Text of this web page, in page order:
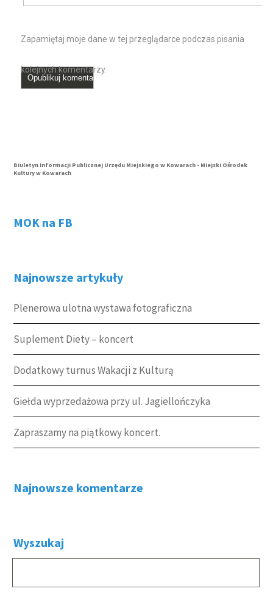
Zapamiętaj moje dane w tej przeglądarce podczas pisania
kolejnych komentarzy.
Biuletyn Informacji Publicznej Urzędu Miejskiego w Kowarach - Miejski Ośrodek
Kultury w Kowarach
MOK na FB
Najnowsze artykuły
Plenerowa ulotna wystawa fotograficzna
Suplement Diety – koncert
Dodatkowy turnus Wakacji z Kulturą
Giełda wyprzedażowa przy ul. Jagiellończyka
Zapraszamy na piątkowy koncert.
Najnowsze komentarze
Wyszukaj